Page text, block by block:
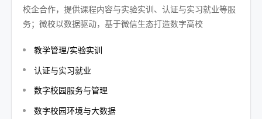
校企合作，提供课程内容与实验实训、认证与实习就业等服
务；微校以数据驱动，基于微信生态打造数字高校
教学管理/实验实训
认证与实习就业
数字校园服务与管理
数字校园环境与大数据